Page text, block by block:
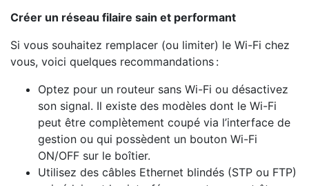
Créer un réseau filaire sain et performant
Si vous souhaitez remplacer (ou limiter) le Wi-Fi chez
vous, voici quelques recommandations :
Optez pour un routeur sans Wi-Fi ou désactivez
son signal. Il existe des modèles dont le Wi-Fi
peut être complètement coupé via l’interface de
gestion ou qui possèdent un bouton Wi-Fi
ON/OFF sur le boîtier.
Utilisez des câbles Ethernet blindés (STP ou FTP)